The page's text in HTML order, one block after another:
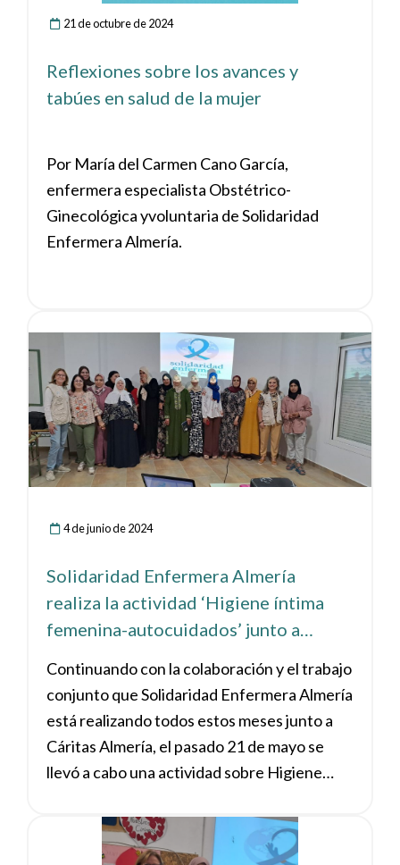
21 de octubre de 2024
Reflexiones sobre los avances y
tabúes en salud de la mujer
Por María del Carmen Cano García,
enfermera especialista Obstétrico-
Ginecológica yvoluntaria de Solidaridad
Enfermera Almería.
4 de junio de 2024
Solidaridad Enfermera Almería
realiza la actividad ‘Higiene íntima
femenina-autocuidados’ junto a
Continuando con la colaboración y el trabajo
conjunto que Solidaridad Enfermera Almería
está realizando todos estos meses junto a
Cáritas Almería, el pasado 21 de mayo se
llevó a cabo una actividad sobre Higiene
Mojonera, Almería.